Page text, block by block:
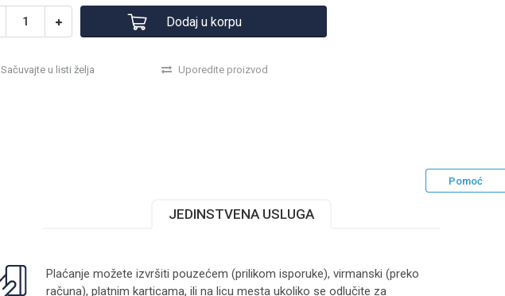
Dodaj u korpu
Sačuvajte u listi želja Uporedite proizvod
Pomoć
JEDINSTVENA USLUGA
Plaćanje možete izvršiti pouzećem (prilikom isporuke), virmanski (preko
računa), platnim karticama, ili na licu mesta ukoliko se odlučite za